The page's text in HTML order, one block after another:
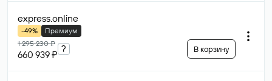
express.online
-49%
Премиум
1 295 230 ₽
660 939 ₽
? В корзину